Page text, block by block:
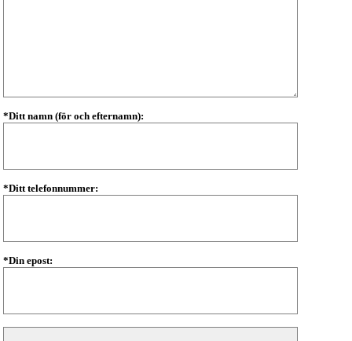
*Ditt namn (för och efternamn):
*Ditt telefonnummer:
*Din epost: